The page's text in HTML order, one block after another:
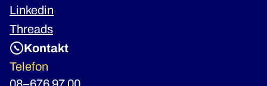
Linkedin
Threads
Kontakt
Telefon